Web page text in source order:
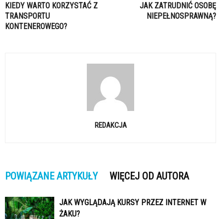
KIEDY WARTO KORZYSTAĆ Z
TRANSPORTU
KONTENEROWEGO?
JAK ZATRUDNIĆ OSOBĘ
NIEPEŁNOSPRAWNĄ?
REDAKCJA
POWIĄZANE ARTYKUŁY WIĘCEJ OD AUTORA
JAK WYGLĄDAJĄ KURSY PRZEZ INTERNET W
ŻAKU?